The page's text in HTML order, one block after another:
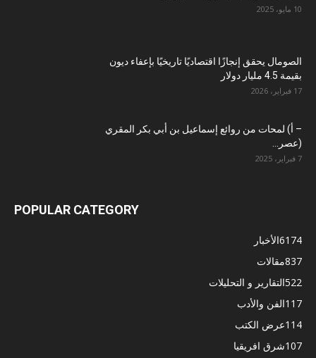
10 مايو، 2025
الصومال يحقق إنجازًا اقتصاديًا تاريخيًا بإعفاء ديون
بقيمة 4.5 مليار دولار
17 فبراير، 2026
– أ) لمحات من روائع إسماعيل بن أبي بكر المقري
(عصر...
7 فبراير، 2025
POPULAR CATEGORY
الأخبار6174
مقالات837
التقارير و التحليلات522
الفن والأدب117
عرض الكتب114
شرق افريقيا107